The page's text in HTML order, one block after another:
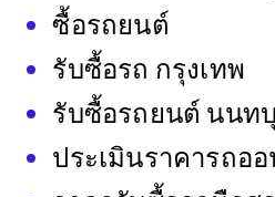
ซื้อรถยนต์
รับซื้อรถ กรุงเทพ
รับซื้อรถยนต์ นนท
ประเมินราคารถอ